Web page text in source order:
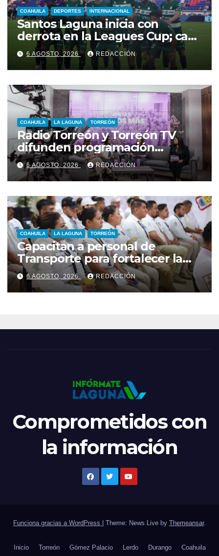
COAHUILA DEPORTES INTERNACIONAL
Santos Laguna inicia con
derrota en la Leagues Cup; cae
2-0 ante New York City FC
6 AGOSTO, 2026 REDACCIÓN
COAHUILA LA LAGUNA TORREÓN
Radio Torreón y Torreón TV
difunden programación
especial por la Semana Mundial
de la Lactancia Materna
6 AGOSTO, 2026 REDACCIÓN
COAHUILA LA LAGUNA TORREÓN
Capacitan a personal de
Transporte para fortalecer la
atención a usuarios
6 AGOSTO, 2026 REDACCIÓN
Comprometidos con
la información
Funciona gracias a WordPress Theme: News Live by Themeansar.
Inicio Torreón Gómez Palacio Lerdo Durango Coahuila